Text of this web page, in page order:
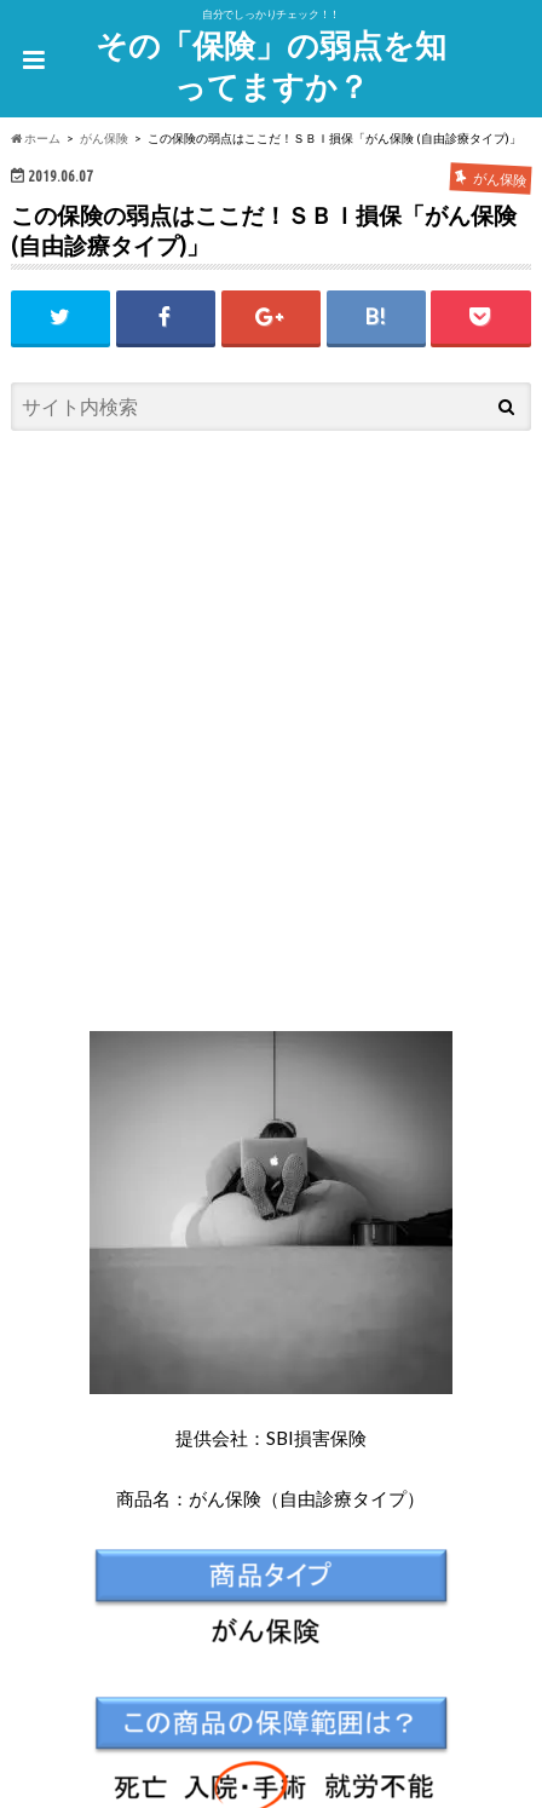
自分でしっかりチェック！！
その「保険」の弱点を知
ってますか？
ホーム がん保険 この保険の弱点はここだ！ＳＢＩ損保「がん保険 (自由診療タイプ)」
2019.06.07 がん保険
この保険の弱点はここだ！ＳＢＩ損保「がん保険
(自由診療タイプ)」
提供会社：SBI損害保険
商品名：がん保険（自由診療タイプ）